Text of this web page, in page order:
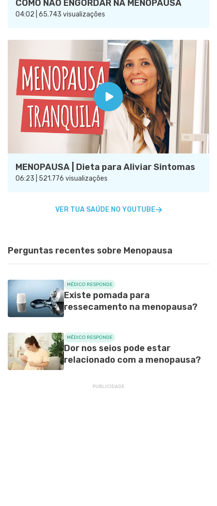
COMO NÃO ENGORDAR NA MENOPAUSA
04:02 | 65.743 visualizações
MENOPAUSA | Dieta para Aliviar Sintomas
06:23 | 521.776 visualizações
VER TUA SAÚDE NO YOUTUBE
Perguntas recentes sobre Menopausa
MÉDICO RESPONDE
Existe pomada para
ressecamento na menopausa?
MÉDICO RESPONDE
Dor nos seios pode estar
relacionado com a menopausa?